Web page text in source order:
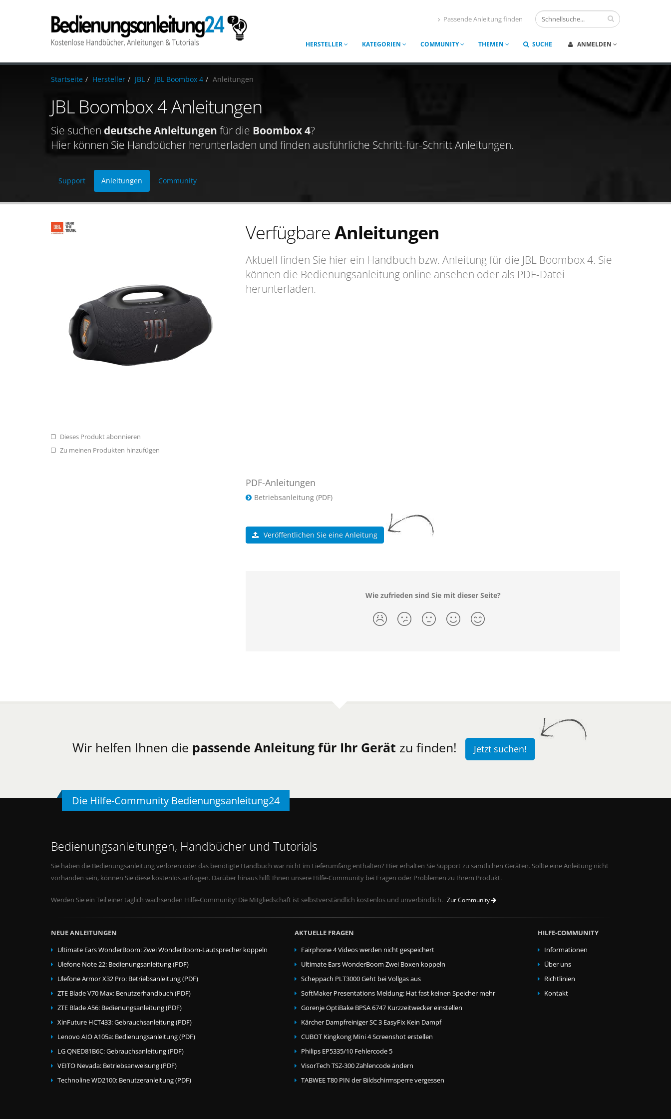
Passende Anleitung finden
HERSTELLER KATEGORIEN COMMUNITY THEMEN SUCHE ANMELDEN
Startseite Hersteller JBL JBL Boombox 4 Anleitungen
JBL Boombox 4 Anleitungen
Sie suchen deutsche Anleitungen für die Boombox 4?
Hier können Sie Handbücher herunterladen und finden ausführliche Schritt-für-Schritt Anleitungen.
Support Anleitungen Community
Dieses Produkt abonnieren
Zu meinen Produkten hinzufügen
VerfügbareAnleitungen
Aktuell finden Sie hier ein Handbuch bzw. Anleitung für die JBL Boombox 4. Sie
können die Bedienungsanleitung online ansehen oder als PDF-Datei
herunterladen.
PDF-Anleitungen
Betriebsanleitung (PDF)
Veröffentlichen Sie eine Anleitung
Wie zufrieden sind Sie mit dieser Seite?
Wir helfen Ihnen die passende Anleitung für Ihr Gerät zu finden! Jetzt suchen!
Die Hilfe-Community Bedienungsanleitung24
Bedienungsanleitungen, Handbücher und Tutorials
Sie haben die Bedienungsanleitung verloren oder das benötigte Handbuch war nicht im Lieferumfang enthalten? Hier erhalten Sie Support zu sämtlichen Geräten. Sollte eine Anleitung nicht
vorhanden sein, können Sie diese kostenlos anfragen. Darüber hinaus hilft Ihnen unsere Hilfe-Community bei Fragen oder Problemen zu Ihrem Produkt.
Werden Sie ein Teil einer täglich wachsenden Hilfe-Community! Die Mitgliedschaft ist selbstverständlich kostenlos und unverbindlich. Zur Community
NEUE ANLEITUNGEN
Ultimate Ears WonderBoom: Zwei WonderBoom-Lautsprecher koppeln
Ulefone Note 22: Bedienungsanleitung (PDF)
Ulefone Armor X32 Pro: Betriebsanleitung (PDF)
ZTE Blade V70 Max: Benutzerhandbuch (PDF)
ZTE Blade A56: Bedienungsanleitung (PDF)
XinFuture HCT433: Gebrauchsanleitung (PDF)
Lenovo AIO A105a: Bedienungsanleitung (PDF)
LG QNED81B6C: Gebrauchsanleitung (PDF)
VEITO Nevada: Betriebsanweisung (PDF)
Technoline WD2100: Benutzeranleitung (PDF)
AKTUELLE FRAGEN
Fairphone 4 Videos werden nicht gespeichert
Ultimate Ears WonderBoom Zwei Boxen koppeln
Scheppach PLT3000 Geht bei Vollgas aus
SoftMaker Presentations Meldung: Hat fast keinen Speicher mehr
Gorenje OptiBake BPSA 6747 Kurzzeitwecker einstellen
Kärcher Dampfreiniger SC 3 EasyFix Kein Dampf
CUBOT Kingkong Mini 4 Screenshot erstellen
Philips EP5335/10 Fehlercode 5
VisorTech TSZ-300 Zahlencode ändern
TABWEE T80 PIN der Bildschirmsperre vergessen
HILFE-COMMUNITY
Informationen
Über uns
Richtlinien
Kontakt